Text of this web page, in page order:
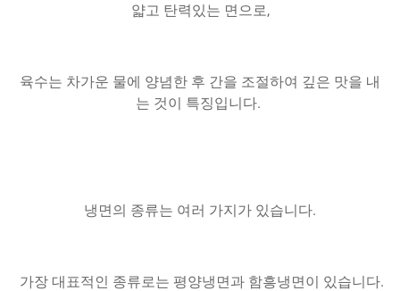
얇고 탄력있는 면으로,
육수는 차가운 물에 양념한 후 간을 조절하여 깊은 맛을 내
는 것이 특징입니다.
냉면의 종류는 여러 가지가 있습니다.
가장 대표적인 종류로는 평양냉면과 함흥냉면이 있습니다.